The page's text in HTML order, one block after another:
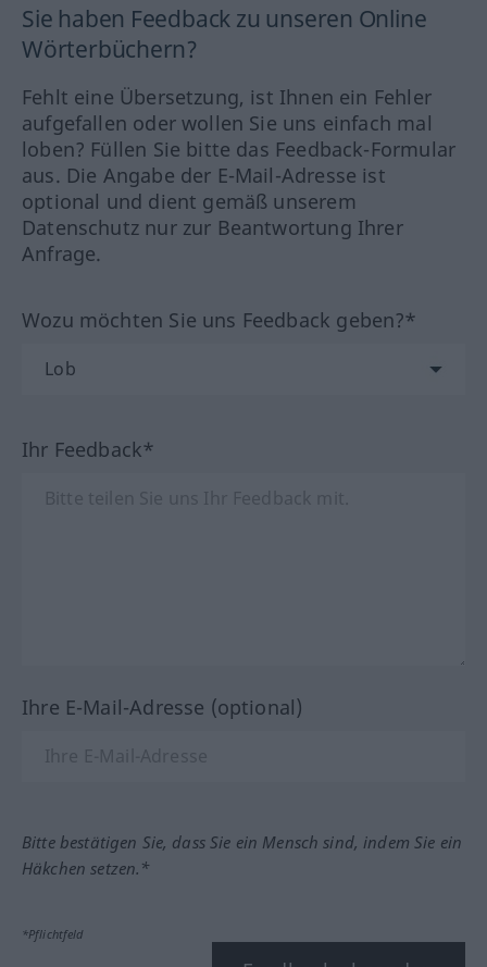
Sie haben Feedback zu unseren Online
Wörterbüchern?
Fehlt eine Übersetzung, ist Ihnen ein Fehler
aufgefallen oder wollen Sie uns einfach mal
loben? Füllen Sie bitte das Feedback-Formular
aus. Die Angabe der E-Mail-Adresse ist
optional und dient gemäß unserem
Datenschutz nur zur Beantwortung Ihrer
Anfrage.
Wozu möchten Sie uns Feedback geben?*
Ihr Feedback*
Ihre E-Mail-Adresse (optional)
Bitte bestätigen Sie, dass Sie ein Mensch sind, indem Sie ein
Häkchen setzen.*
*Pflichtfeld